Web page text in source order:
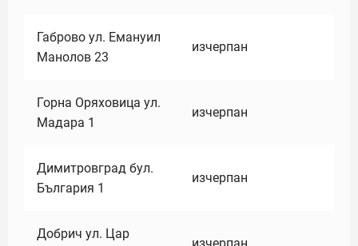
Габрово ул. Емануил
Манолов 23
изчерпан
Горна Оряховица ул.
Мадара 1
изчерпан
Димитровград бул.
България 1
изчерпан
Добрич ул. Цар